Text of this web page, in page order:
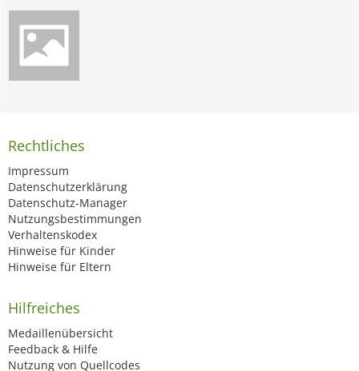
Rechtliches
Impressum
Datenschutzerklärung
Datenschutz-Manager
Nutzungsbestimmungen
Verhaltenskodex
Hinweise für Kinder
Hinweise für Eltern
Hilfreiches
Medaillenübersicht
Feedback & Hilfe
Nutzung von Quellcodes